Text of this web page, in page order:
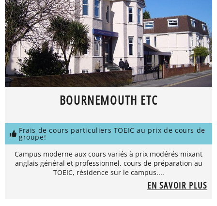
BOURNEMOUTH ETC
Frais de cours particuliers TOEIC au prix de cours de
groupe!
Campus moderne aux cours variés à prix modérés mixant
anglais général et professionnel, cours de préparation au
TOEIC, résidence sur le campus....
EN SAVOIR PLUS